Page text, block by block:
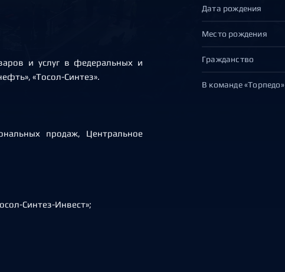
и услуг в федеральных и
«Тосол-Синтез».
продаж, Центральное
Синтез-Инвест»;
Дата рождения
Место рождения
Гражданство
В команде «Торпедо»